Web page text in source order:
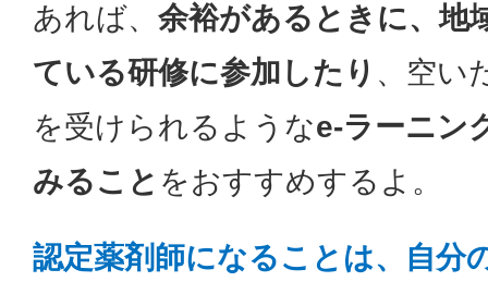
あれば、 余裕があるときに、地
ている研修に参加したり 、空い
を受けられるようなe-ラーニン
みること をおすすめするよ。
認定薬剤師になることは、自分